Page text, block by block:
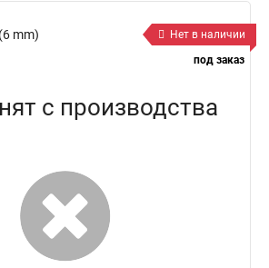
mm)
Нет в наличии
под заказ
с производства